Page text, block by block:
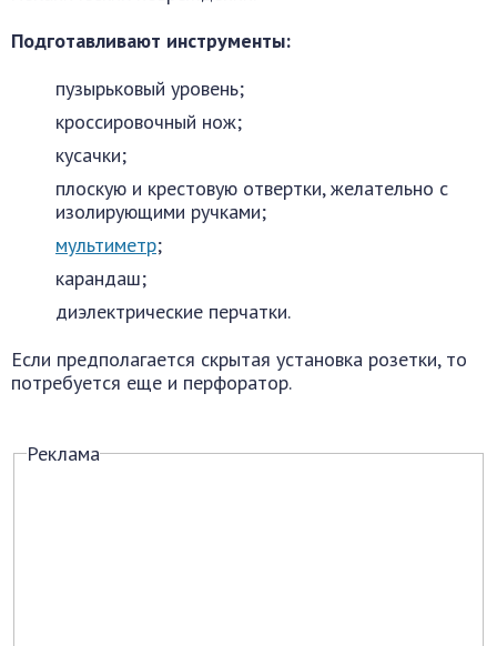
Подготавливают инструменты:
пузырьковый уровень;
кроссировочный нож;
кусачки;
плоскую и крестовую отвертки, желательно с
изолирующими ручками;
мультиметр;
карандаш;
диэлектрические перчатки.
Если предполагается скрытая установка розетки, то
потребуется еще и перфоратор.
Реклама